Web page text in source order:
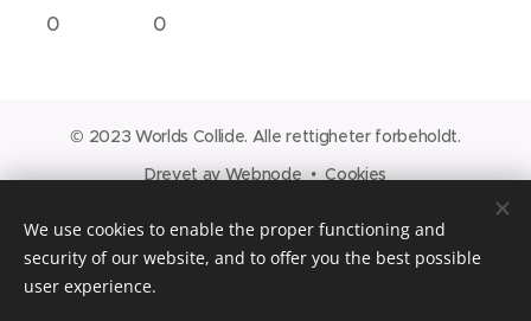
0
0
© 2023 Worlds Collide. Alle rettigheter forbeholdt.
Drevet avWebnode Cookies
Languages
Norsk
English
We use cookies to enable the proper functioning and
security of our website, and to offer you the best possible
user experience.